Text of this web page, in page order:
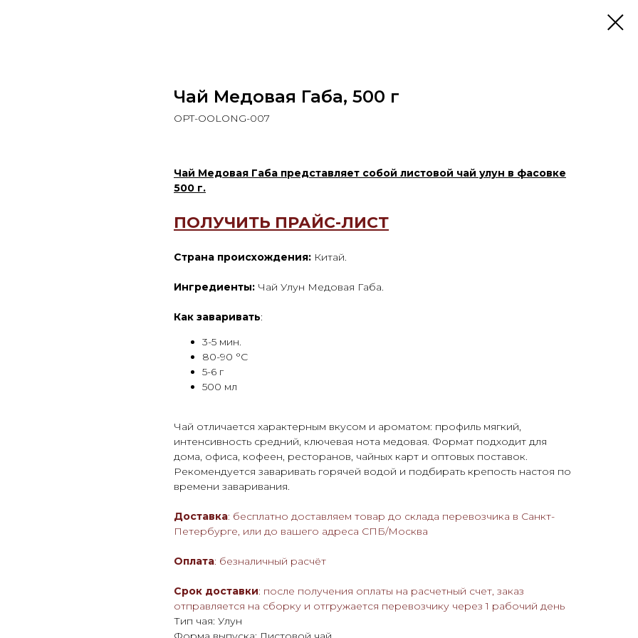
Чай Медовая Габа, 500 г
OPT-OOLONG-007
Чай Медовая Габа представляет собой листовой чай улун в фасовке
500 г.
ПОЛУЧИТЬ ПРАЙС-ЛИСТ
Страна происхождения: Китай.
Ингредиенты: Чай Улун Медовая Габа.
Как заваривать:
3-5 мин.
80-90 °С
5-6 г
500 мл
Чай отличается характерным вкусом и ароматом: профиль мягкий,
интенсивность средний, ключевая нота медовая. Формат подходит для
дома, офиса, кофеен, ресторанов, чайных карт и оптовых поставок.
Рекомендуется заваривать горячей водой и подбирать крепость настоя по
времени заваривания.
Доставка: бесплатно доставляем товар до склада перевозчика в Санкт-
Петербурге, или до вашего адреса СПБ/Москва
Оплата: безналичный расчёт
Срок доставки: после получения оплаты на расчетный счет, заказ
отправляется на сборку и отгружается перевозчику через 1 рабочий день
Тип чая: Улун